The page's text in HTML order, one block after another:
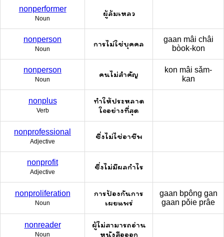
nonperformer
Noun
ผู้ล้มเหลว
nonperson
Noun
การไม่ใช่บุคคล
gaan mâi châi
bòok-kon
nonperson
Noun
คนไม่สำคัญ
kon mâi sǎm-
kan
nonplus
Verb
ทำให้ประหลาด
ใจอย่างที่สุด
nonprofessional
Adjective
ซึ่งไม่ไช่อาชีพ
nonprofit
Adjective
ซึ่งไม่มีผลกำไร
nonproliferation
Noun
การป้องกันการ
เผยแพร่
gaan bpông gan
gaan pǒie prâe
nonreader
Noun
ผู้ไม่สามารถอ่าน
หนังสือออก